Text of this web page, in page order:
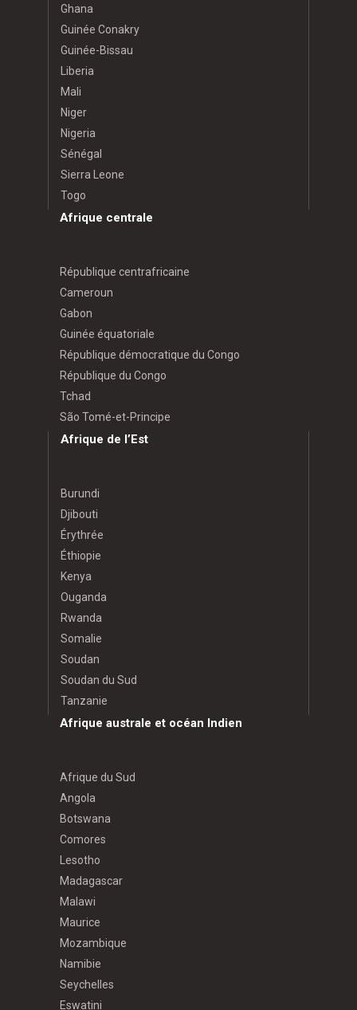
Ghana
Guinée Conakry
Guinée-Bissau
Liberia
Mali
Niger
Nigeria
Sénégal
Sierra Leone
Togo
Afrique centrale
République centrafricaine
Cameroun
Gabon
Guinée équatoriale
République démocratique du Congo
République du Congo
Tchad
São Tomé-et-Principe
Afrique de l’Est
Burundi
Djibouti
Érythrée
Éthiopie
Kenya
Ouganda
Rwanda
Somalie
Soudan
Soudan du Sud
Tanzanie
Afrique australe et océan Indien
Afrique du Sud
Angola
Botswana
Comores
Lesotho
Madagascar
Malawi
Maurice
Mozambique
Namibie
Seychelles
Eswatini